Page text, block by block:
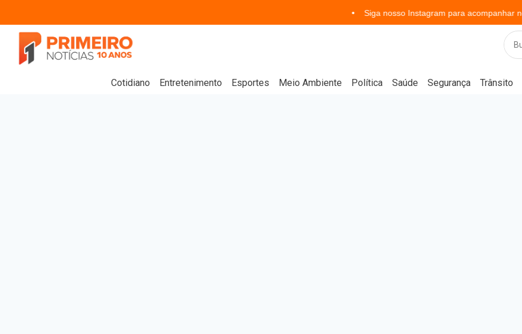
Siga nosso Instagram para acompanhar notícias em
Cotidiano Entretenimento Esportes Meio Ambiente Política Saúde Segurança Trânsito